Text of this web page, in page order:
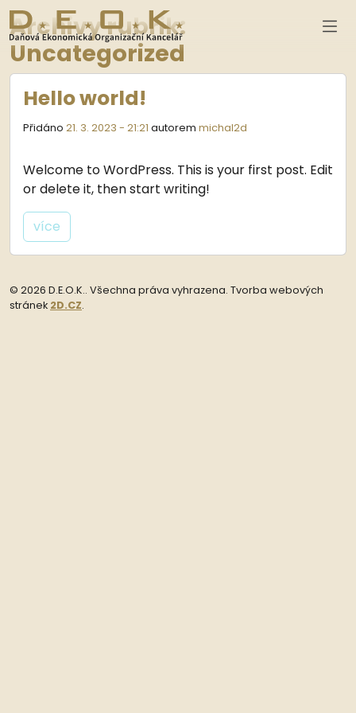
Přeskočit na hlavní obsah
Archivy rubrik:
Uncategorized
Hello world!
Přidáno 21. 3. 2023 - 21:21 autorem michal2d
Welcome to WordPress. This is your first post. Edit
or delete it, then start writing!
více
© 2026 D.E.O.K.. Všechna práva vyhrazena. Tvorba webových
stránek 2D.CZ.